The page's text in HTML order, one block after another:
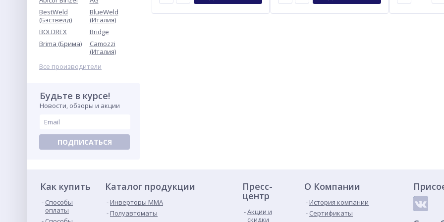
Вольфрамовые
электроды WL-20 (синий)
ф1,0мм/175мм (AC/DC)
Seller
50руб.
1 848 руб.
BestWeld
(Бэствелд)
BlueWeld
(Италия)
BOLDREX
Bridge
Brima (Брима)
Camozzi
(Италия)
Все производители
Будьте в курсе!
Новости, обзоры и акции
ПОДПИСАТЬСЯ
Как купить
Способы
оплаты
Каталог продукции
Инверторы ММА
Полуавтоматы
Пресс-
центр
Акции и
скидки
О Компании
История компании
Сертификаты